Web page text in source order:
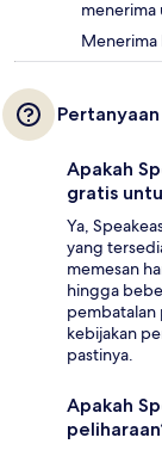
menerima
Menerima
Apakah
gratis
Ya,
yang
memesan
hingga
pembatalan
kebijakan
pastinya.
Apakah